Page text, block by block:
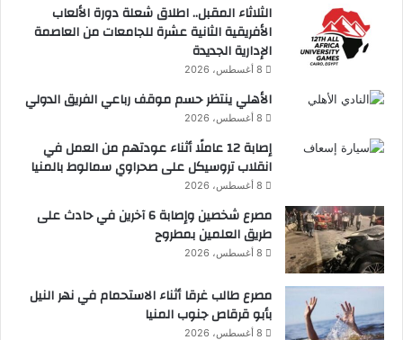
الثلاثاء المقبل.. اطلاق شعلة دورة الألعاب
الأفريقية الثانية عشرة للجامعات من العاصمة
الإدارية الجديدة
8 أغسطس، 2026
الأهلي ينتظر حسم موقف رباعي الفريق الدولي
8 أغسطس، 2026
إصابة 12 عاملًا أثناء عودتهم من العمل في
انقلاب تروسيكل على صحراوي سمالوط بالمنيا
8 أغسطس، 2026
مصرع شخصين وإصابة 6 آخرين في حادث على
طريق العلمين بمطروح
8 أغسطس، 2026
مصرع طالب غرقا أثناء الاستحمام في نهر النيل
بأبو قرقاص جنوب المنيا
8 أغسطس، 2026